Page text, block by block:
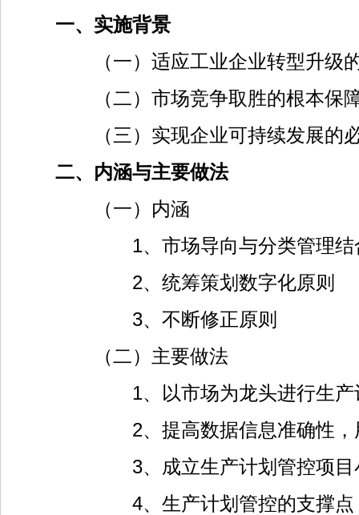
一、实施背景
（一）适应工业企业转型升级
（二）市场竞争取胜的根本保
（三）实现企业可持续发展的必
二、内涵与主要做法
（一）内涵
1、市场导向与分类管理结合
2、统筹策划数字化原则
3、不断修正原则
（二）主要做法
1、以市场为龙头进行生产计
2、提高数据信息准确性，用
3、成立生产计划管控项目
4、生产计划管控的支撑点